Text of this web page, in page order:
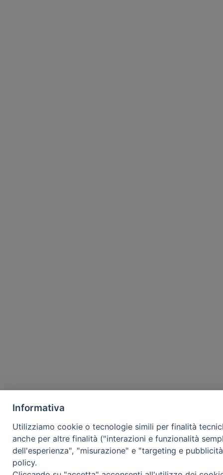
Informativa
Utilizziamo cookie o tecnologie simili per finalità
anche per altre finalità ("interazioni e funzionalità
dell'esperienza", "misurazione" e "targeting e
policy.